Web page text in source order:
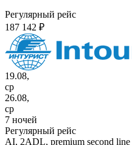
Регулярный рейс
187 142 ₽
19.08,
ср
26.08,
ср
7 ночей
Регулярный рейс
AI, 2ADL, premium second line